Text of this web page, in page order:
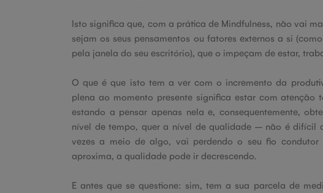
Isto significa que, com a prática de Mindfulness, não vai
sejam os seus pensamentos ou fatores externos a si
pela janela do seu escritório), que o impeçam de estar,
O que é que isto tem a ver com o incremento da
plena ao momento presente significa estar com
estando a pensar apenas nela e, consequentemente,
nível de tempo, quer a nível de qualidade – não é difícil
vezes a meio de algo, vai perdendo o seu fio
aproxima, a qualidade pode ir decrescendo.
E antes que se questione: sim, tem a sua parcela de